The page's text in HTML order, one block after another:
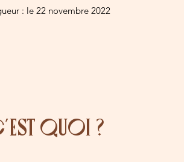
: le 22 novembre 2022
quoi ?